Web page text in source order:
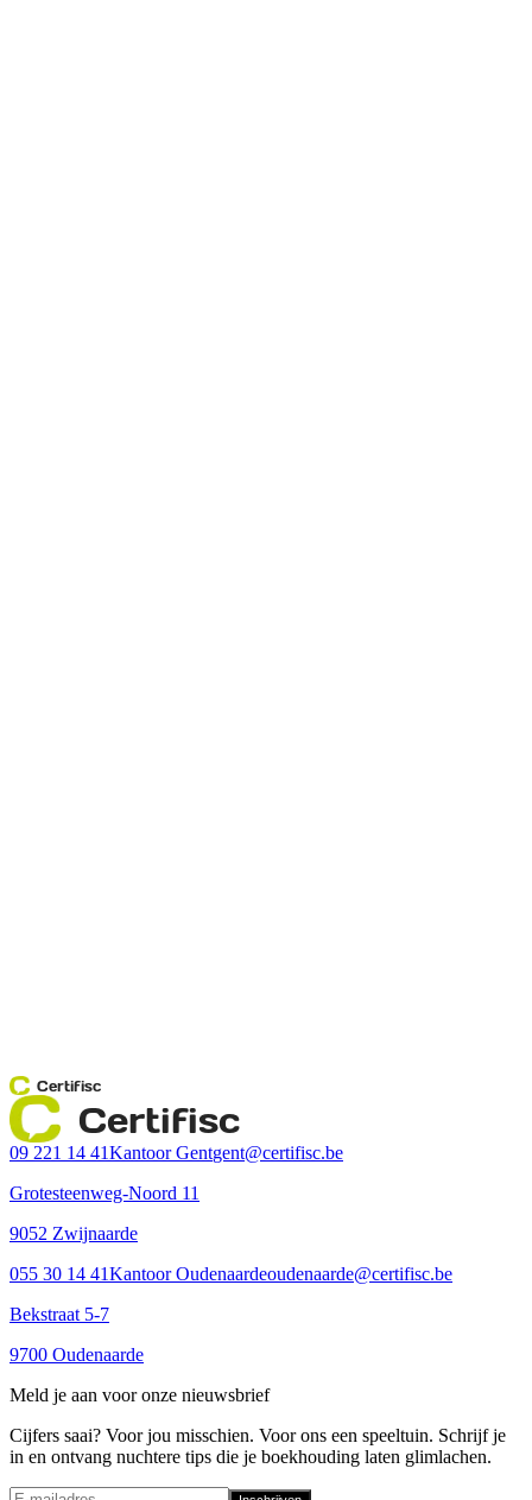
Certifisc
Certifisc
09 221 14 41Kantoor Gentgent@certifisc.be
Grotesteenweg-Noord 11
9052 Zwijnaarde
055 30 14 41Kantoor Oudenaardeoudenaarde@certifisc.be
Bekstraat 5-7
9700 Oudenaarde
Meld je aan voor onze nieuwsbrief
Cijfers saai? Voor jou misschien. Voor ons een speeltuin. Schrijf je
in en ontvang nuchtere tips die je boekhouding laten glimlachen.